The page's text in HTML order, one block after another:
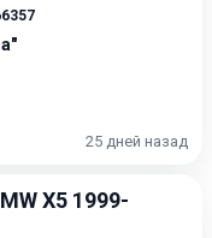
25 дней назад
X5 1999-